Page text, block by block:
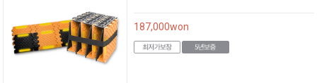
187,000won